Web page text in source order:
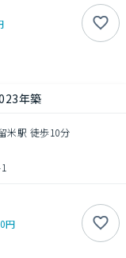
年築
米駅 徒歩10分
円